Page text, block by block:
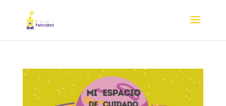
web
sistema
accesibilidad.